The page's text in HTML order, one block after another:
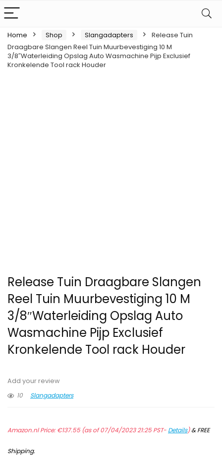
Home Shop Slangadapters
Release Tuin
Draagbare Slangen Reel Tuin Muurbevestiging 10 M
3/8″Waterleiding Opslag Auto Wasmachine Pijp Exclusief
Kronkelende Tool rack Houder
Release Tuin Draagbare Slangen
Reel Tuin Muurbevestiging 10 M
3/8″Waterleiding Opslag Auto
Wasmachine Pijp Exclusief
Kronkelende Tool rack Houder
Add your review
10
Slangadapters
Amazon.nl Price:€137.55(as of 07/04/2023 21:25 PST- Details)&FREE
Shipping.